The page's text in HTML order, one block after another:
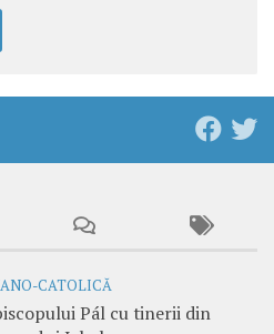
CATOLICĂ
Pál cu tinerii din